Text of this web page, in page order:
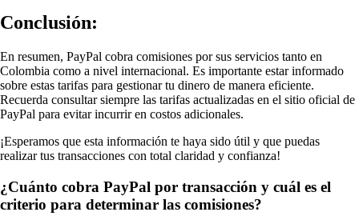
Conclusión:
En resumen, PayPal cobra comisiones por sus servicios tanto en
Colombia como a nivel internacional. Es importante estar informado
sobre estas tarifas para gestionar tu dinero de manera eficiente.
Recuerda consultar siempre las tarifas actualizadas en el sitio oficial de
PayPal para evitar incurrir en costos adicionales.
¡Esperamos que esta información te haya sido útil y que puedas
realizar tus transacciones con total claridad y confianza!
¿Cuánto cobra PayPal por transacción y cuál es el
criterio para determinar las comisiones?